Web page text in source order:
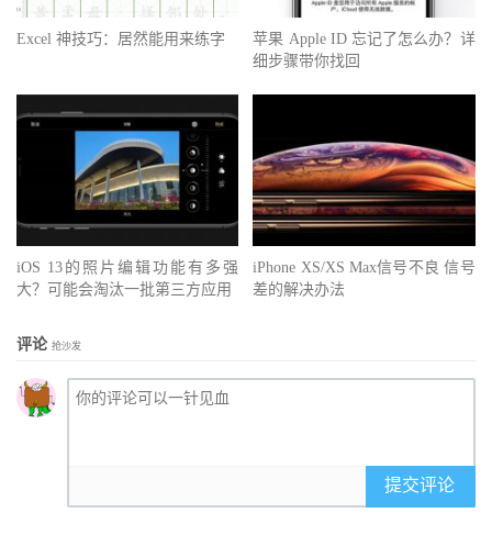
Excel 神技巧：居然能用来练字
苹果 Apple ID 忘记了怎么办？详
细步骤带你找回
iOS 13的照片编辑功能有多强
大？可能会淘汰一批第三方应用
iPhone XS/XS Max信号不良 信号
差的解决办法
评论 抢沙发
提交评论